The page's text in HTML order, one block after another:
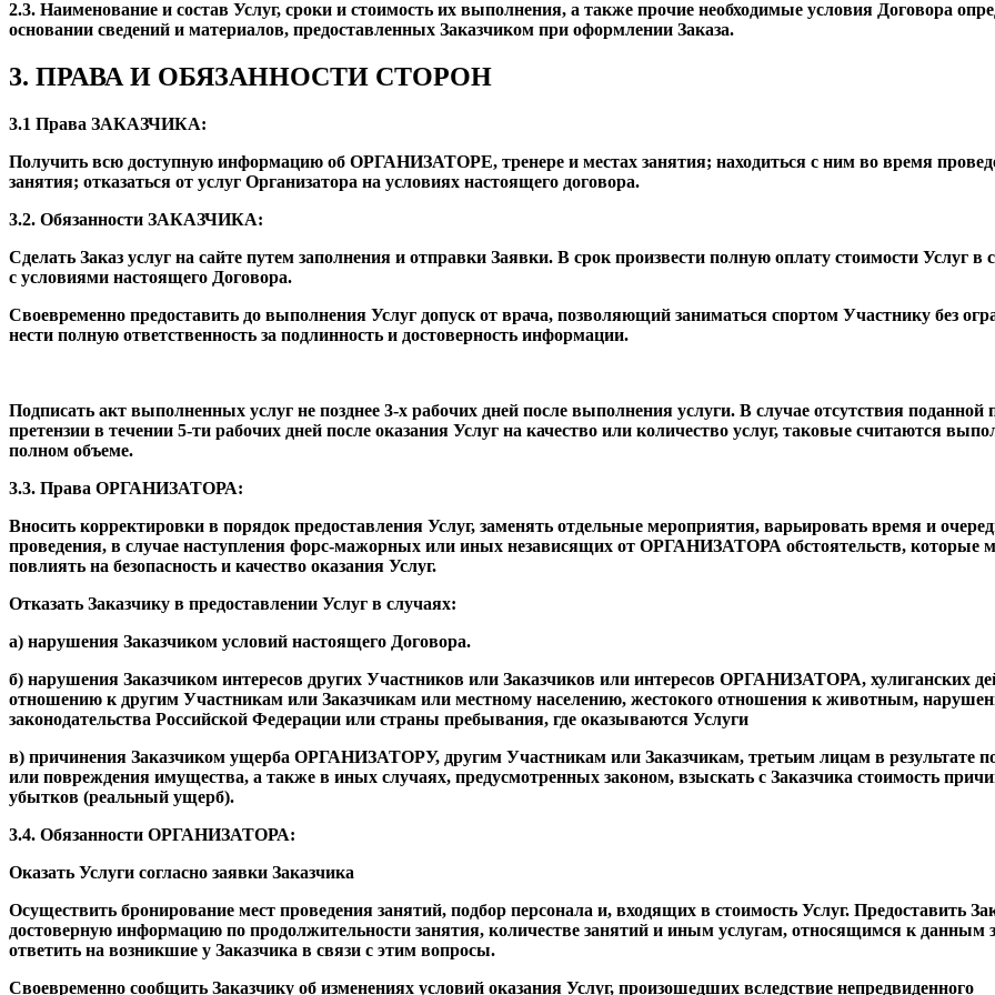
2.3. Наименование и состав Услуг, сроки и стоимость их выполнения, а также прочие необходимые условия Договора
основании сведений и материалов, предоставленных Заказчиком при оформлении Заказа.
3. ПРАВА И ОБЯЗАННОСТИ СТОРОН
3.1 Права ЗАКАЗЧИКА:
Получить всю доступную информацию об ОРГАНИЗАТОРЕ, тренере и местах занятия; находиться с ним во время
занятия; отказаться от услуг Организатора на условиях настоящего договора.
3.2. Обязанности ЗАКАЗЧИКА:
Сделать Заказ услуг на сайте путем заполнения и отправки Заявки. В срок произвести полную оплату стоимости Услуг в
с условиями настоящего Договора.
Своевременно предоставить до выполнения Услуг допуск от врача, позволяющий заниматься спортом Участнику без
нести полную ответственность за подлинность и достоверность информации.
Подписать акт выполненных услуг не позднее 3-х рабочих дней после выполнения услуги. В случае отсутствия поданной
претензии в течении 5-ти рабочих дней после оказания Услуг на качество или количество услуг, таковые считаются
полном объеме.
3.3. Права ОРГАНИЗАТОРА:
Вносить корректировки в порядок предоставления Услуг, заменять отдельные мероприятия, варьировать время и
проведения, в случае наступления форс-мажорных или иных независящих от ОРГАНИЗАТОРА обстоятельств, которые
повлиять на безопасность и качество оказания Услуг.
Отказать Заказчику в предоставлении Услуг в случаях:
а) нарушения Заказчиком условий настоящего Договора.
б) нарушения Заказчиком интересов других Участников или Заказчиков или интересов ОРГАНИЗАТОРА, хулиганских
отношению к другим Участникам или Заказчикам или местному населению, жестокого отношения к животным,
законодательства Российской Федерации или страны пребывания, где оказываются Услуги
в) причинения Заказчиком ущерба ОРГАНИЗАТОРУ, другим Участникам или Заказчикам, третьим лицам в результате
или повреждения имущества, а также в иных случаях, предусмотренных законом, взыскать с Заказчика стоимость
убытков (реальный ущерб).
3.4. Обязанности ОРГАНИЗАТОРА:
Оказать Услуги согласно заявки Заказчика
Осуществить бронирование мест проведения занятий, подбор персонала и, входящих в стоимость Услуг. Предоставить
достоверную информацию по продолжительности занятия, количестве занятий и иным услугам, относящимся к данным
ответить на возникшие у Заказчика в связи с этим вопросы.
Своевременно сообщить Заказчику об изменениях условий оказания Услуг, произошедших вследствие непредвиденного